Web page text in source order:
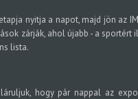
nyitja a napot, majd jön az
zárják, ahol újabb - a sportért
lista.
hogy pár nappal az